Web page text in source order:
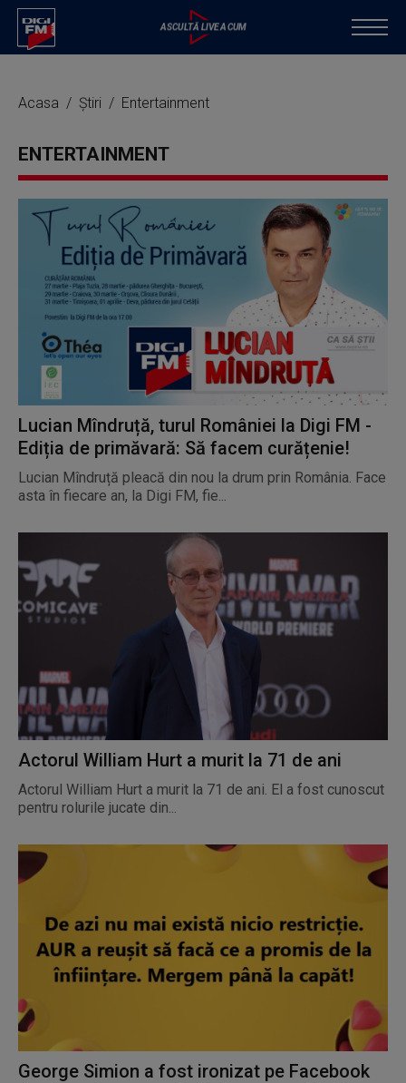
Acasa Știri Entertainment
ENTERTAINMENT
Lucian Mîndruță, turul României la Digi FM -
Ediția de primăvară: Să facem curățenie!
Lucian Mîndruță pleacă din nou la drum prin România. Face
asta în fiecare an, la Digi FM, fie...
Actorul William Hurt a murit la 71 de ani
Actorul William Hurt a murit la 71 de ani. El a fost cunoscut
pentru rolurile jucate din...
George Simion a fost ironizat pe Facebook